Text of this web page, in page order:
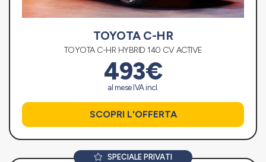
TOYOTA C-HR
TOYOTA C-HR HYBRID 140 CV ACTIVE
493€
al mese IVA incl.
SCOPRI L'OFFERTA
SPECIALE PRIVATI